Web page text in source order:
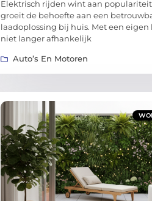
Elektrisch rijden wint aan
groeit de behoefte aan een
laadoplossing bij huis. Met een
niet langer afhankelijk
Auto’s En Motoren